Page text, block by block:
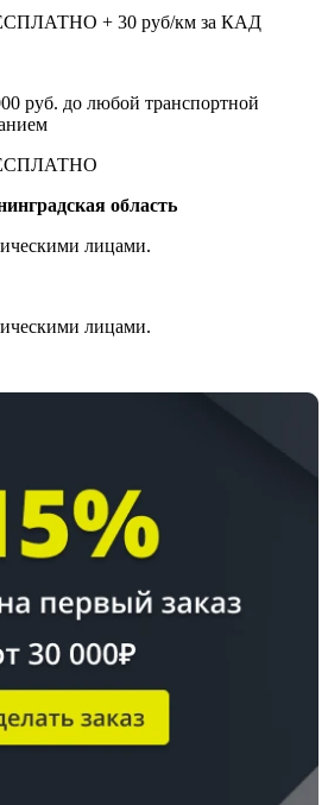
+ 30 руб/км за КАД
руб. до любой транспортной
область
лицами.
лицами.